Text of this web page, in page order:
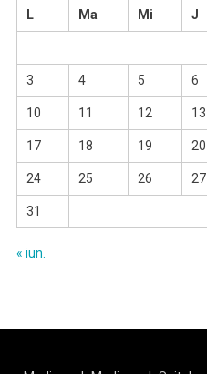
L
Ma Mi J
3 4 5 6
10 11 12 13
17 18 19 20
24 25 26 27
31
« iun.